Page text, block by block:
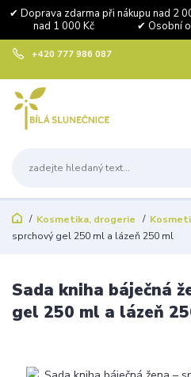
✔ Doprava zdarma při nákupu
nad 1 000 Kč ✔ Osobní
+420 777 986 087
Kosmetika, drogerie
sprchový gel 250 ml a lázeň 250 ml
Sada kniha báječná
gel 250 ml a lázeň